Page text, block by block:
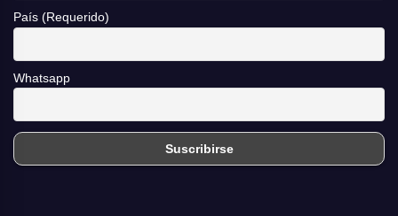
País (Requerido)
Whatsapp